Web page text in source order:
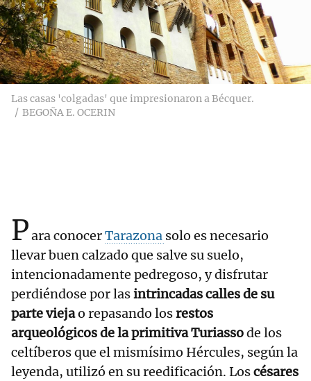
Las casas 'colgadas' que impresionaron a Bécquer.
BEGOÑA E. OCERIN
Para conocerTarazona solo es necesario
llevar buen calzado que salve su suelo,
intencionadamente pedregoso, y disfrutar
perdiéndose por lasintrincadas calles de su
parte viejao repasando losrestos
arqueológicos de la primitiva Turiassode los
celtíberos que el mismísimo Hércules, según la
leyenda, utilizó en su reedificación. Loscésares